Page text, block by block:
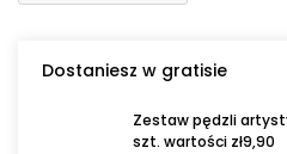
Dostaniesz w gratisie
Zestaw pędzli
szt. wartości zł9,90